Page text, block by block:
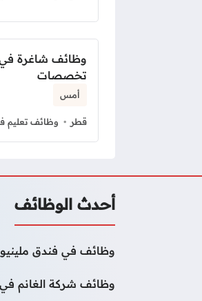
وظائف شاغرة في
تخصصات
أمس
قطر وظائف تعليم
أحدث الوظائف
وظائف في فندق
وظائف شركة الغانم في